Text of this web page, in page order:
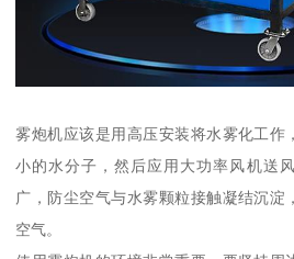
雾炮机应该是用高压安装将水雾化工作
小的水分子，然后应用大功率风机送
广，防尘空气与水雾颗粒接触凝结沉淀
空气。